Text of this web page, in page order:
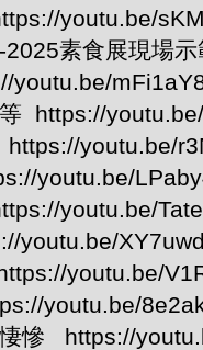
youtu.be/
2025素食展現場
youtu.be/
https://
youtu.be/
youtu.be/
youtu.be/
youtu.be/
youtu.be/
youtu.be/
慘 https://